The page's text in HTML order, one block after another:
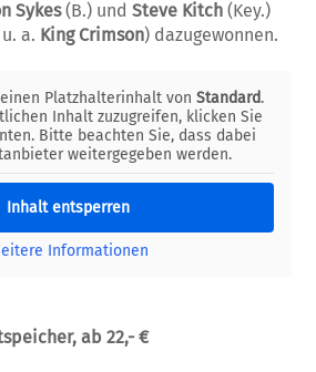
Sykes(B.) undSteve Kitch(Key.)
a. King Crimson) dazugewonnen.
Platzhalterinhalt von Standard.
Inhalt zuzugreifen, klicken Sie
Bitte beachten Sie, dass dabei
weitergegeben werden.
Inhalt entsperren
Informationen
ab 22,- €